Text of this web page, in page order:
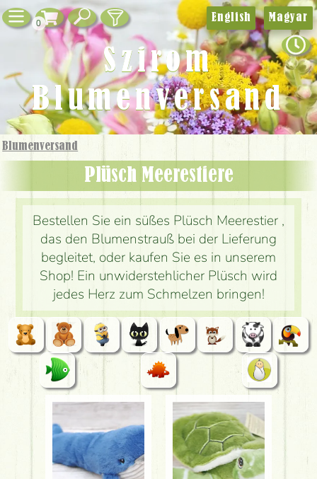
0
Blumenversand
Plüsch Meerestiere
Bestellen Sie ein süßes Plüsch Meerestier ,
das den Blumenstrauß bei der Lieferung
begleitet, oder kaufen Sie es in unserem
Shop! Ein unwiderstehlicher Plüsch wird
jedes Herz zum Schmelzen bringen!
English Magyar
Szirom
Blumenversand